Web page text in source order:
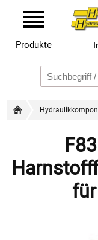
Produkte